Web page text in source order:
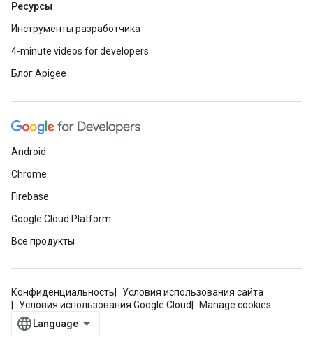
Ресурсы
Инструменты разработчика
4-minute videos for developers
Блог Apigee
Android
Chrome
Firebase
Google Cloud Platform
Все продукты
Конфиденциальность
Условия использования сайта
Условия использования Google Cloud
Manage cookies